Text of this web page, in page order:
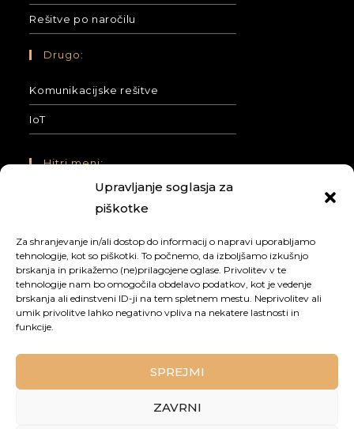
Upravljanje soglasja za
piškotke
Za shranjevanje in/ali dostop do informacij o napravi uporabljamo
tehnologije, kot so piškotki. To počnemo, da izboljšamo izkušnjo
brskanja in prikažemo (ne)prilagojene oglase. Privolitev v te
tehnologije nam bo omogočila obdelavo podatkov, kot je vedenje
brskanja ali edinstveni ID-ji na tem spletnem mestu. Neprivolitev ali
umik privolitve lahko negativno vpliva na nekatere lastnosti in
funkcije.
SPREJMI
ZAVRNI
Rešitve po naročilu
Drugo:
Komunikacijske rešitve
IoT
Hitri meni:
Kontakt
Pogosta vprašanja
Politika zasebnosti